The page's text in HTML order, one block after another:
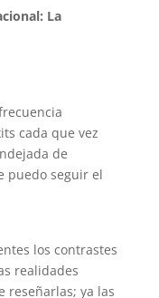
La
cada que vez
de
puedo seguir el
los contrastes
realidades
reseñarlas; ya las